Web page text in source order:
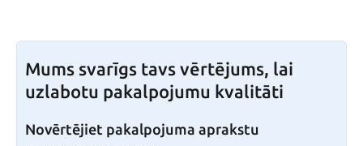
Mums svarīgs tavs vērtējums, lai
uzlabotu pakalpojumu kvalitāti
Novērtējiet pakalpojuma aprakstu